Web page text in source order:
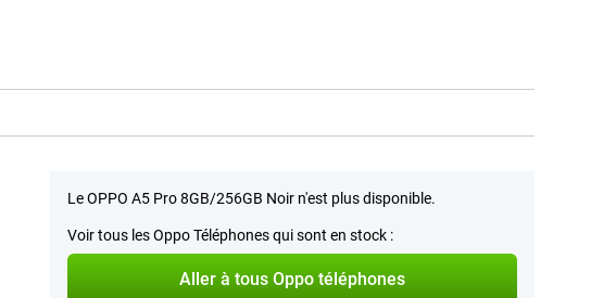
Le OPPO A5 Pro 8GB/256GB Noir n'est plus disponible.
Voir tous les Oppo Téléphones qui sont en stock :
Aller à tous Oppo téléphones